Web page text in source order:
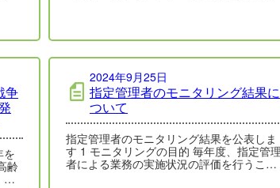
争
を
齢
戦
2024年9月25日
指定管理者のモニタリング結果に
ついて
指定管理者のモニタリング結果を公表しま
す 1 モニタリングの目的 毎年度、指定管理
者による業務の実施状況の評価を行うこと